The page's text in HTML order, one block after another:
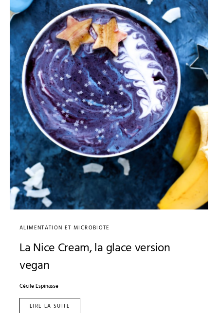
ALIMENTATION ET MICROBIOTE
La Nice Cream, la glace version
vegan
Cécile Espinasse
LIRE LA SUITE